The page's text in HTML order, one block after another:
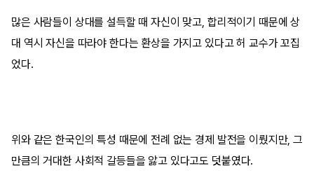
많은 사람들이 상대를 설득할 때 자신이 맞고, 합리적이기 때문에 상
대 역시 자신을 따라야 한다는 환상을 가지고 있다고 허 교수가 꼬집
었다.
위와 같은 한국인의 특성 때문에 전례 없는 경제 발전을 이뤘지만, 그
만큼의 거대한 사회적 갈등들을 앓고 있다고도 덧붙였다.